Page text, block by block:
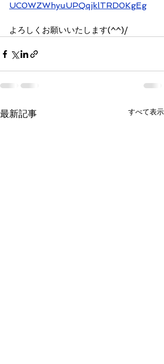
UC0WZWhyuUPQqjklTRD0KgEg
よろしくお願いいたします(^^)/
最新記事 すべて表示